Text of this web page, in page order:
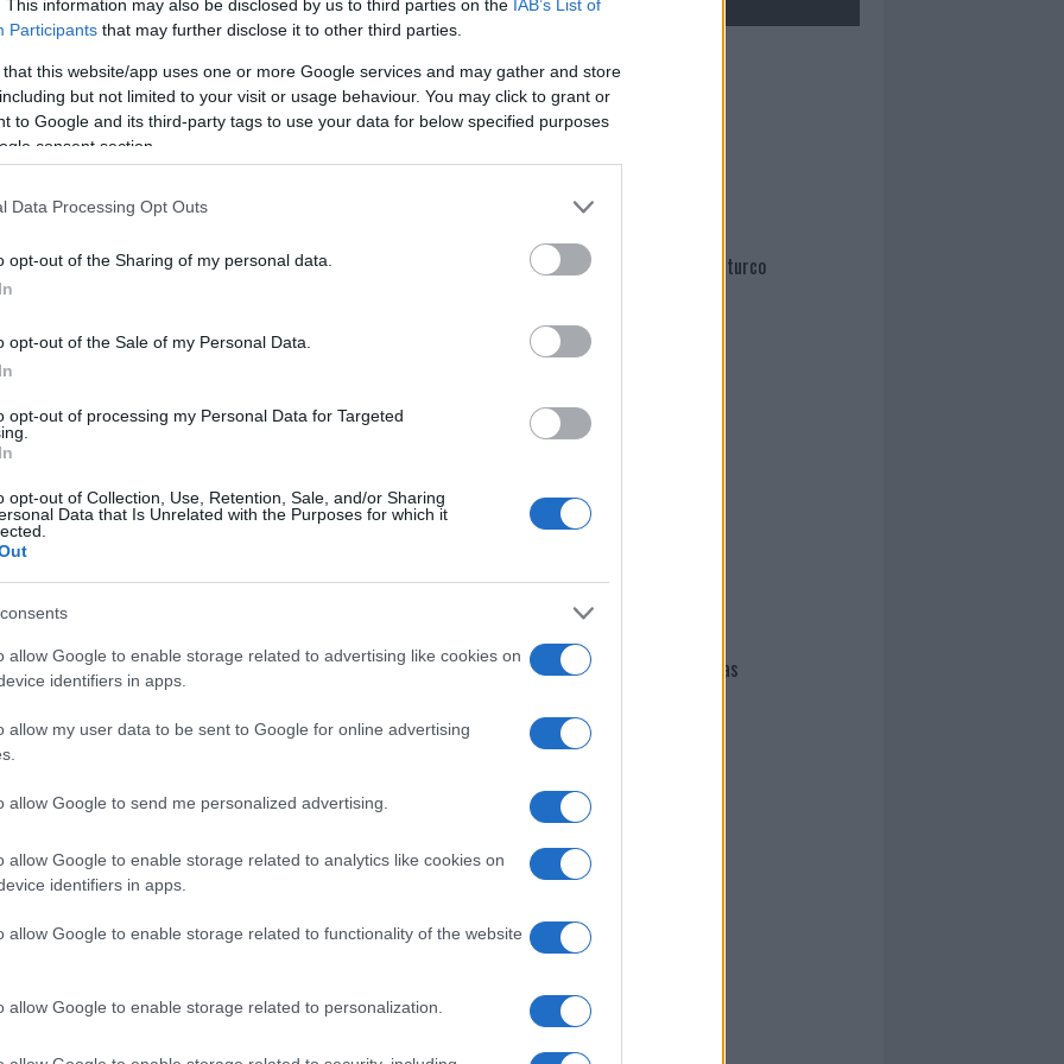
This information may also be disclosed by us to third parties on the IAB’s List of
Participants that may further disclose it to other third parties.
that this website/app uses one or more Google services and may gather and store
but not limited to your visit or usage behaviour. You may click to grant or
to Google and its third-party tags to use your data for below specified purposes
consent section.
Data Processing Opt Outs
opt-out of the Sharing of my personal data.
opt-out of the Sale of my Personal Data.
opt-out of processing my Personal Data for Targeted
opt-out of Collection, Use, Retention, Sale, and/or Sharing
Data that Is Unrelated with the Purposes for which it
allow Google to enable storage related to advertising like cookies on
identifiers in apps.
allow my user data to be sent to Google for online advertising
allow Google to send me personalized advertising.
allow Google to enable storage related to analytics like cookies on
identifiers in apps.
allow Google to enable storage related to functionality of the website
allow Google to enable storage related to personalization.
Pattitoni,Marzio Fiorina, Francesca
VarrucciueAngelo Straullu.
presidente e maestroAngelo Calvisi, cintura
della realtà sportiva considerata
La società, nel tempo, ha mantenuto
giovanili, sviluppando un vivaio
insegnantiGavino Carta,Mario Fusaro
formativa rivolta ai più piccoli.
, la scuola ha promosso progetti sportivi
per persone con disabilità,
nazionale e internazionale, oltre a
attività ludico educative legate alla
del
dedicato ancora alle categorie
partecipazione a una manifestazione
cliccandoqui
nella sezioneLogindal menù del sito o
Sanna Gavino Carta
Greta Minissale
Mario Malu
Paolo Pinna
Martina Agostina Diturco
Giovannimaria Cabras